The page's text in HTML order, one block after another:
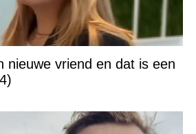
nieuwe vriend en dat is een